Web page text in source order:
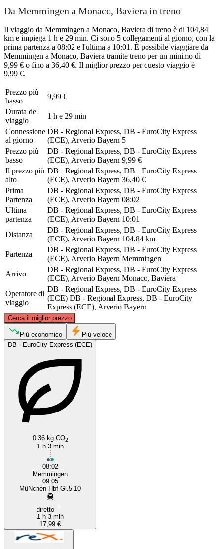
Da Memmingen a Monaco, Baviera in treno
Il viaggio da Memmingen a Monaco, Baviera di treno è di 104,84
km e impiega 1 h e 29 min. Ci sono 5 collegamenti al giorno, con la
prima partenza a 08:02 e l'ultima a 10:01. È possibile viaggiare da
Memmingen a Monaco, Baviera tramite treno per un minimo di
9,99 € o fino a 36,40 €. Il miglior prezzo per questo viaggio è
9,99 €.
Prezzo più
basso
9,99 €
Durata del
viaggio
1 h e 29 min
Connessione
al giorno
DB - Regional Express, DB - EuroCity Express
(ECE), Arverio Bayern 5
Prezzo più
basso
DB - Regional Express, DB - EuroCity Express
(ECE), Arverio Bayern 9,99 €
Il prezzo più
alto
DB - Regional Express, DB - EuroCity Express
(ECE), Arverio Bayern 36,40 €
Prima
Partenza
DB - Regional Express, DB - EuroCity Express
(ECE), Arverio Bayern 08:02
Ultima
partenza
DB - Regional Express, DB - EuroCity Express
(ECE), Arverio Bayern 10:01
Distanza
DB - Regional Express, DB - EuroCity Express
(ECE), Arverio Bayern 104,84 km
Partenza
DB - Regional Express, DB - EuroCity Express
(ECE), Arverio Bayern Memmingen
Arrivo
DB - Regional Express, DB - EuroCity Express
(ECE), Arverio Bayern Monaco, Baviera
Operatore di
viaggio
DB - Regional Express, DB - EuroCity Express
(ECE) DB - Regional Express, DB - EuroCity
Express (ECE), Arverio Bayern
Cerca il miglior prezzo
Memmingen
©CARTO, ©OpenStreetMap
Più economico
Più veloce
DB - EuroCity Express (ECE)
0.36 kg CO2
1 h 3 min
08:02
Memmingen
09:05
MüNchen Hbf Gl.5-10
diretto
1 h 3 min
17,99 €